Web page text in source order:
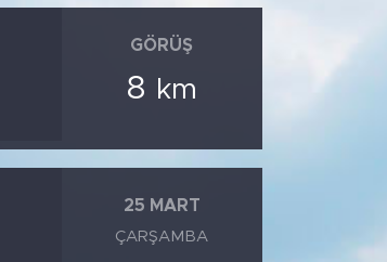
GÖRÜŞ
8 km
25 MART
ÇARŞAMBA